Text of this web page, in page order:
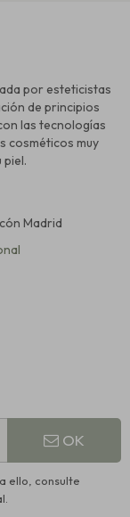
por esteticistas
de principios
las tecnologías
cosméticos muy
piel.
Madrid
OK
ello, consulte